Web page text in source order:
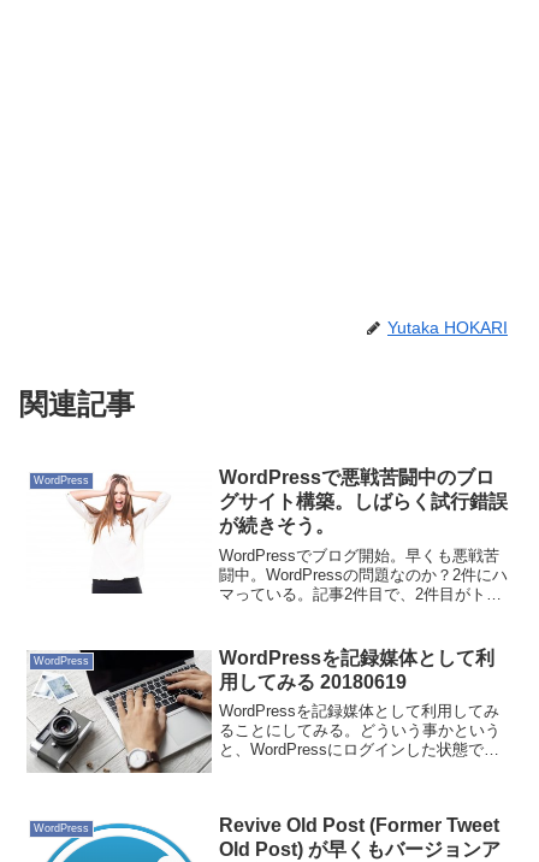
Yutaka HOKARI
関連記事
WordPress
WordPressで悪戦苦闘中のブロ
グサイト構築。しばらく試行錯誤
が続きそう。
WordPressでブログ開始。早くも悪戦苦
闘中。WordPressの問題なのか？2件にハ
マっている。記事2件目で、2件目がトッ
一つは、レスポンシブが効いていない。
どれ...
WordPress
WordPressを記録媒体として利
用してみる 20180619
WordPressを記録媒体として利用してみ
ることにしてみる。どういう事かという
と、WordPressにログインした状態での
る。Fac...
WordPress
Revive Old Post (Former Tweet
Old Post) が早くもバージョンア